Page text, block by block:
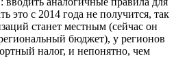
это с 2014 года не получится, так
станет местным (сейчас он
бюджет), у регионов
налог, и непонятно, чем